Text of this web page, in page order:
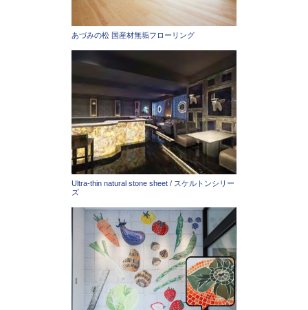
あづみの松 国産材無垢フローリング
Ultra-thin natural stone sheet / スケルトンシリー
ズ